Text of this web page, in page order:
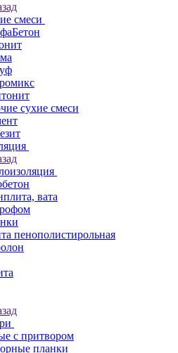
смеси
сухие смеси
вата
пенополистирольная
с притвором
планки